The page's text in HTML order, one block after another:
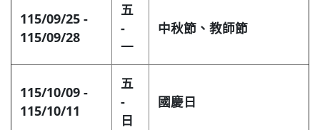
115/09/25 -
115/09/28
五
-
一
中秋節、教師節
115/10/09 -
115/10/11
五
-
日
國慶日